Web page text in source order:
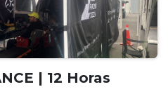
| 12 Horas